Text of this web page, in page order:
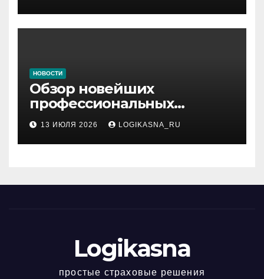
НОВОСТИ
Обзор новейших
профессиональных
материалов и
инструментов
13 ИЮЛЯ 2026 LOGIKASNA_RU
Logikasna
простые страховые решения